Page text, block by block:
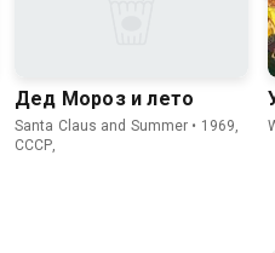
Дед Мороз и лето
Santa Claus and Summer • 1969,
СССР,